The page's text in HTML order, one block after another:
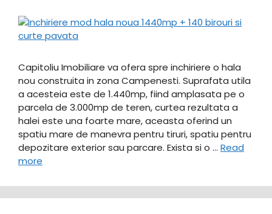
Capitoliu Imobiliare va ofera spre inchiriere o hala
nou construita in zona Campenesti. Suprafata utila
a acesteia este de 1.440mp, fiind amplasata pe o
parcela de 3.000mp de teren, curtea rezultata a
halei este una foarte mare, aceasta oferind un
spatiu mare de manevra pentru tiruri, spatiu pentru
depozitare exterior sau parcare. Exista si o … Read
more